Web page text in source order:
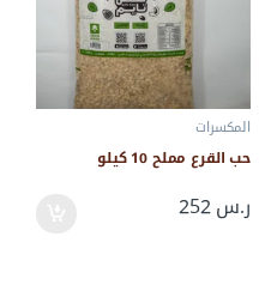
المكسرات
حب القرع مملح 10 كيلو
ر.س252